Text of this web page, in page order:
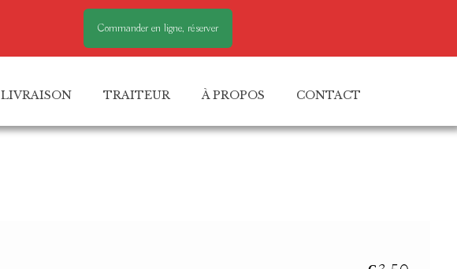
Commander en ligne, réserver
LIVRAISON TRAITEUR À PROPOS CONTACT